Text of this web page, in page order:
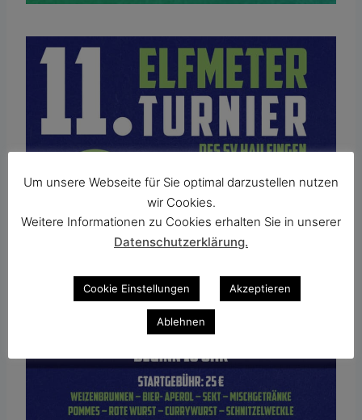
Um unsere Webseite für Sie optimal darzustellen nutzen
wir Cookies.
Weitere Informationen zu Cookies erhalten Sie in unserer
Datenschutzerklärung.
Cookie Einstellungen Akzeptieren
Ablehnen